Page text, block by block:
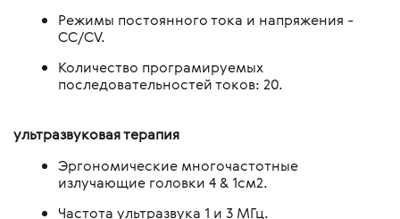
Режимы постоянного тока и напряжения -
CC/CV.
Количество програмируемых
последовательностей токов: 20.
ультразвуковая терапия
Эргономические многочастотные
излучающие головки 4 & 1см2.
Частота ультразвука 1 и 3 МГц.